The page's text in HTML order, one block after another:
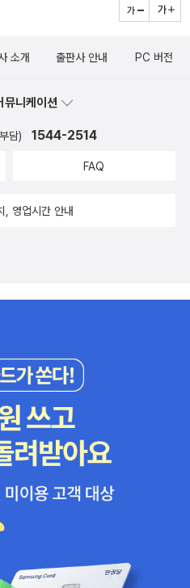
소개 출판사 안내 PC 버전
뮤니케이션
담) 1544-2514
FAQ
, 영업시간 안내